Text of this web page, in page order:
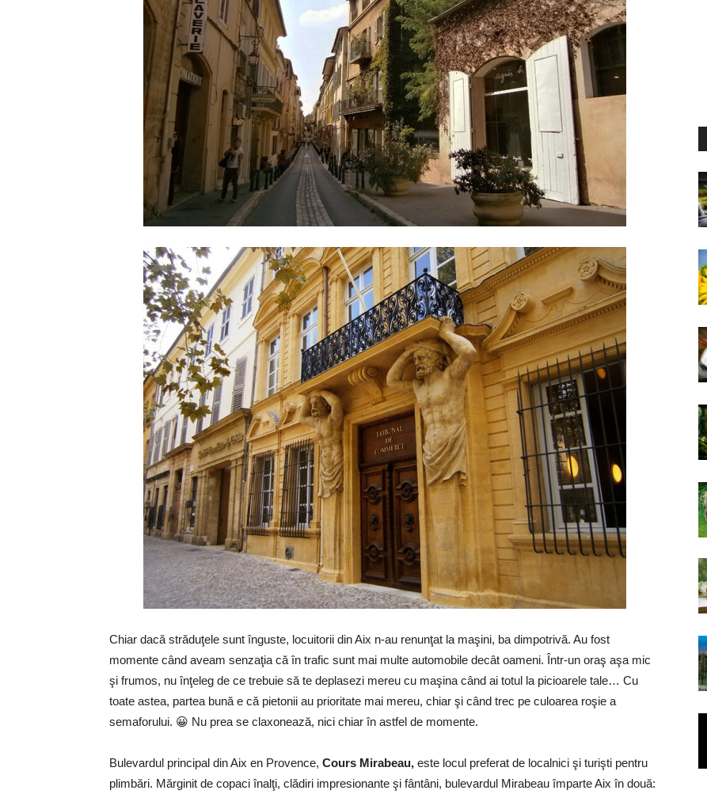
Chiar dacă străduţele sunt înguste, locuitorii din Aix n-au renunţat la maşini, ba dimpotrivă. Au fost
momente când aveam senzaţia că în trafic sunt mai multe automobile decât oameni. Într-un oraş aşa mic
şi frumos, nu înţeleg de ce trebuie să te deplasezi mereu cu maşina când ai totul la picioarele tale… Cu
toate astea, partea bună e că pietonii au prioritate mai mereu, chiar şi când trec pe culoarea roşie a
semaforului. 😀 Nu prea se claxonează, nici chiar în astfel de momente.
Bulevardul principal din Aix en Provence, Cours Mirabeau, este locul preferat de localnici şi turişti pentru
plimbări. Mărginit de copaci înalţi, clădiri impresionante şi fântâni, bulevardul Mirabeau împarte Aix în două: